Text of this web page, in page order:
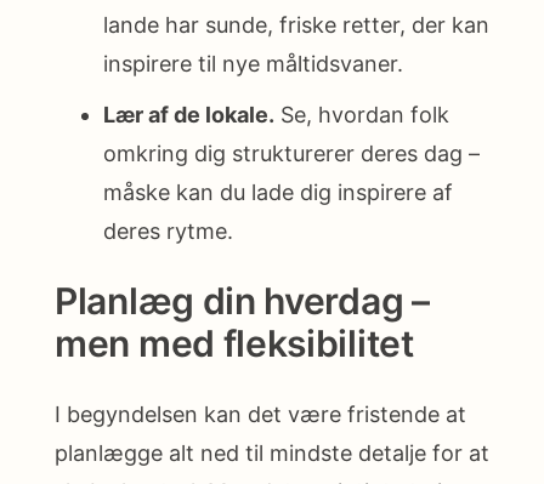
lande har sunde, friske retter, der kan
inspirere til nye måltidsvaner.
Lær af de lokale. Se, hvordan folk
omkring dig strukturerer deres dag –
måske kan du lade dig inspirere af
deres rytme.
Planlæg din hverdag –
men med fleksibilitet
I begyndelsen kan det være fristende at
planlægge alt ned til mindste detalje for at